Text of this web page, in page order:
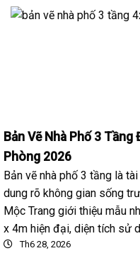
Bản Vẽ Nhà Phố 3
Phòng 2026
Bản vẽ nhà phố 3 tầng là
dung rõ không gian sống
Mộc Trang giới thiệu mẫu
x 4m hiện đại, diện tích sử
Th6 28, 2026